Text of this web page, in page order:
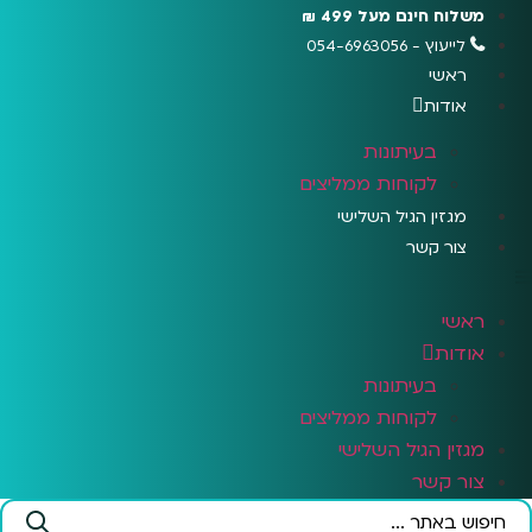
לתוכן
משלוח חינם מעל 499 ₪
לייעוץ - 054-6963056
ראשי
אודות
בעיתונות
לקוחות ממליצים
מגזין הגיל השלישי
צור קשר
ראשי
אודות
בעיתונות
לקוחות ממליצים
מגזין הגיל השלישי
צור קשר
Search